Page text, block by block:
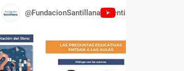
@FundacionSantillanaArgentina